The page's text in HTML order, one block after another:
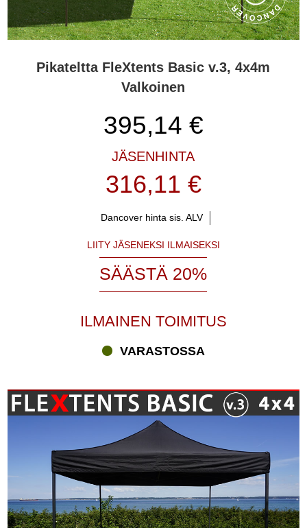
Pikateltta FleXtents Basic v.3, 4x4m
Valkoinen
395,14 €
JÄSENHINTA
316,11 €
Dancover hinta sis. ALV
LIITY JÄSENEKSI ILMAISEKSI
SÄÄSTÄ 20%
ILMAINEN TOIMITUS
VARASTOSSA